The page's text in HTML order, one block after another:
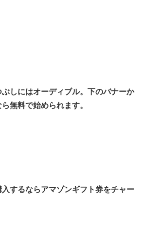
しにはオーディブル。下のバナーか
無料で始められます。
するならアマゾンギフト券をチャー